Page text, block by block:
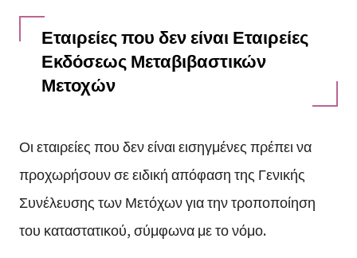
Εταιρείες που δεν είναι Εταιρείες
Εκδόσεως Μεταβιβαστικών
Μετοχών
Οι εταιρείες που δεν είναι εισηγμένες πρέπει να
προχωρήσουν σε ειδική απόφαση της Γενικής
Συνέλευσης των Μετόχων για την τροποποίηση
του καταστατικού, σύμφωνα με το νόμο.